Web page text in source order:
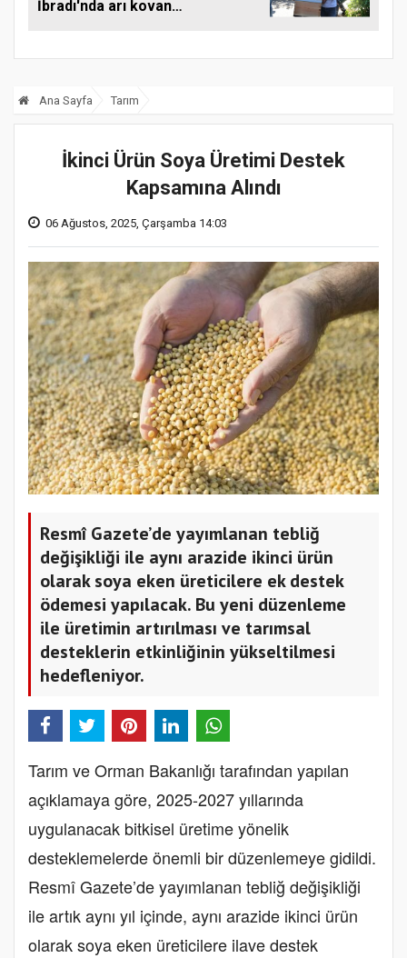
İbradı'nda arı kovanı
Ana Sayfa Tarım
İkinci Ürün Soya Üretimi Destek
Kapsamına Alındı
06 Ağustos, 2025, Çarşamba 14:03
Resmî Gazete’de yayımlanan tebliğ
değişikliği ile aynı arazide ikinci ürün
olarak soya eken üreticilere ek destek
ödemesi yapılacak. Bu yeni düzenleme
ile üretimin artırılması ve tarımsal
desteklerin etkinliğinin yükseltilmesi
hedefleniyor.
Tarım ve Orman Bakanlığı tarafından yapılan
açıklamaya göre, 2025-2027 yıllarında
uygulanacak bitkisel üretime yönelik
desteklemelerde önemli bir düzenlemeye gidildi.
Resmî Gazete’de yayımlanan tebliğ değişikliği
ile artık aynı yıl içinde, aynı arazide ikinci ürün
olarak soya eken üreticilere ilave destek